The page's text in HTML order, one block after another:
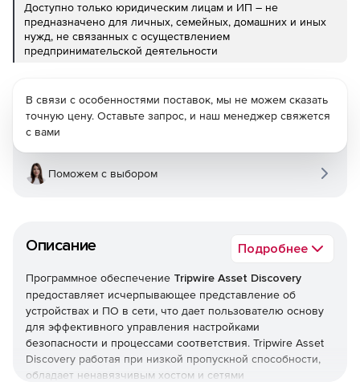
Доступно только юридическим лицам и ИП – не
предназначено для личных, семейных, домашних и иных
нужд, не связанных с осуществлением
предпринимательской деятельности
Описание Подробнее
Программное обеспечение Tripwire Asset Discovery
предоставляет исчерпывающее представление об
устройствах и ПО в сети, что дает пользователю основу
для эффективного управления настройками
безопасности и процессами соответствия. Tripwire Asset
Discovery работая при низкой пропускной способности,
обладает ненавязчивым хостом и сетями
В связи с особенностями поставок, мы не можем сказать
точную цену. Оставьте запрос, и наш менеджер свяжется
с вами
Поможем с выбором